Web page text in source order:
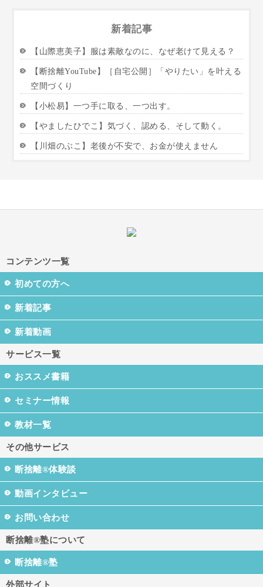
新着記事
【山際恵美子】服は素敵なのに、なぜ老けて見える？
【断捨離YouTube】［自宅公開］「やりたい」を叶える
空間づくり
【小松易】一つ手に取る、一つ出す。
【やましたひでこ】気づく、認める、そして動く。
【川畑のぶこ】老後が不安で、お金が使えません
コンテンツ一覧
初めての方へ
新着記事
新着動画
サービス一覧
おススメ書籍
セミナー情報
教材一覧
その他サービス
断捨離®体験談
動画インタビュー
お問い合わせ
断捨離®塾について
断捨離®塾
外部サイト